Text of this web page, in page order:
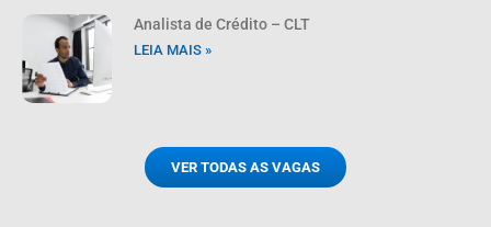
Analista de Crédito – CLT
LEIA MAIS »
VER TODAS AS VAGAS